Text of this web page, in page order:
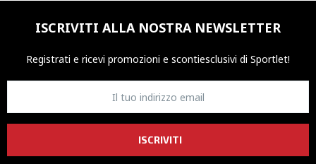
ISCRIVITI ALLA NOSTRA NEWSLETTER
Registrati e ricevi promozioni e scontiesclusivi di Sportlet!
ISCRIVITI